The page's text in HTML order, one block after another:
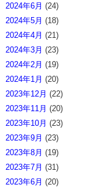
2024年6月 (24)
2024年5月 (18)
2024年4月 (21)
2024年3月 (23)
2024年2月 (19)
2024年1月 (20)
2023年12月 (22)
2023年11月 (20)
2023年10月 (23)
2023年9月 (23)
2023年8月 (19)
2023年7月 (31)
2023年6月 (20)